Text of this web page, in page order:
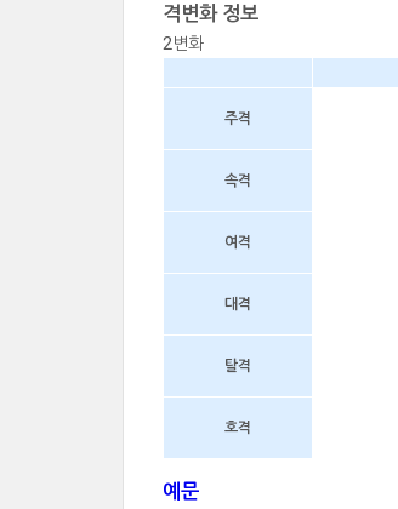
격변화 정보
2변화
주격
속격
여격
대격
탈격
호격
예문